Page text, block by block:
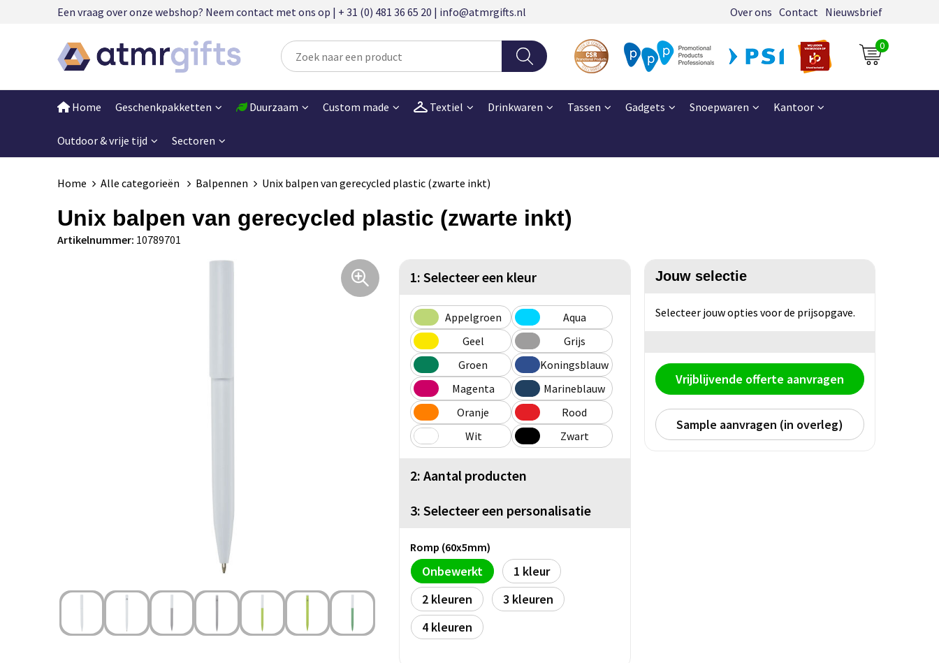
Een vraag over onze webshop? Neem contact met ons op | + 31 (0) 481 36 65 20 | info@atmrgifts.nl Over ons Contact Nieuwsbrief
0
Home Geschenkpakketten Duurzaam Custom made Textiel Drinkwaren Tassen Gadgets Snoepwaren Kantoor
Outdoor & vrije tijd Sectoren
Home Alle categorieën Balpennen Unix balpen van gerecycled plastic (zwarte inkt)
Unix balpen van gerecycled plastic (zwarte inkt)
Artikelnummer: 10789701
1: Selecteer een kleur
Appelgroen
Aqua
Geel
Grijs
Groen
Koningsblauw
Magenta
Marineblauw
Oranje
Rood
Wit
Zwart
2: Aantal producten
3: Selecteer een personalisatie
Romp (60x5mm)
Onbewerkt
1
2
3
4
Jouw selectie
Selecteer jouw opties voor de prijsopgave.
Vrijblijvende offerte aanvragen
Sample aanvragen (in overleg)